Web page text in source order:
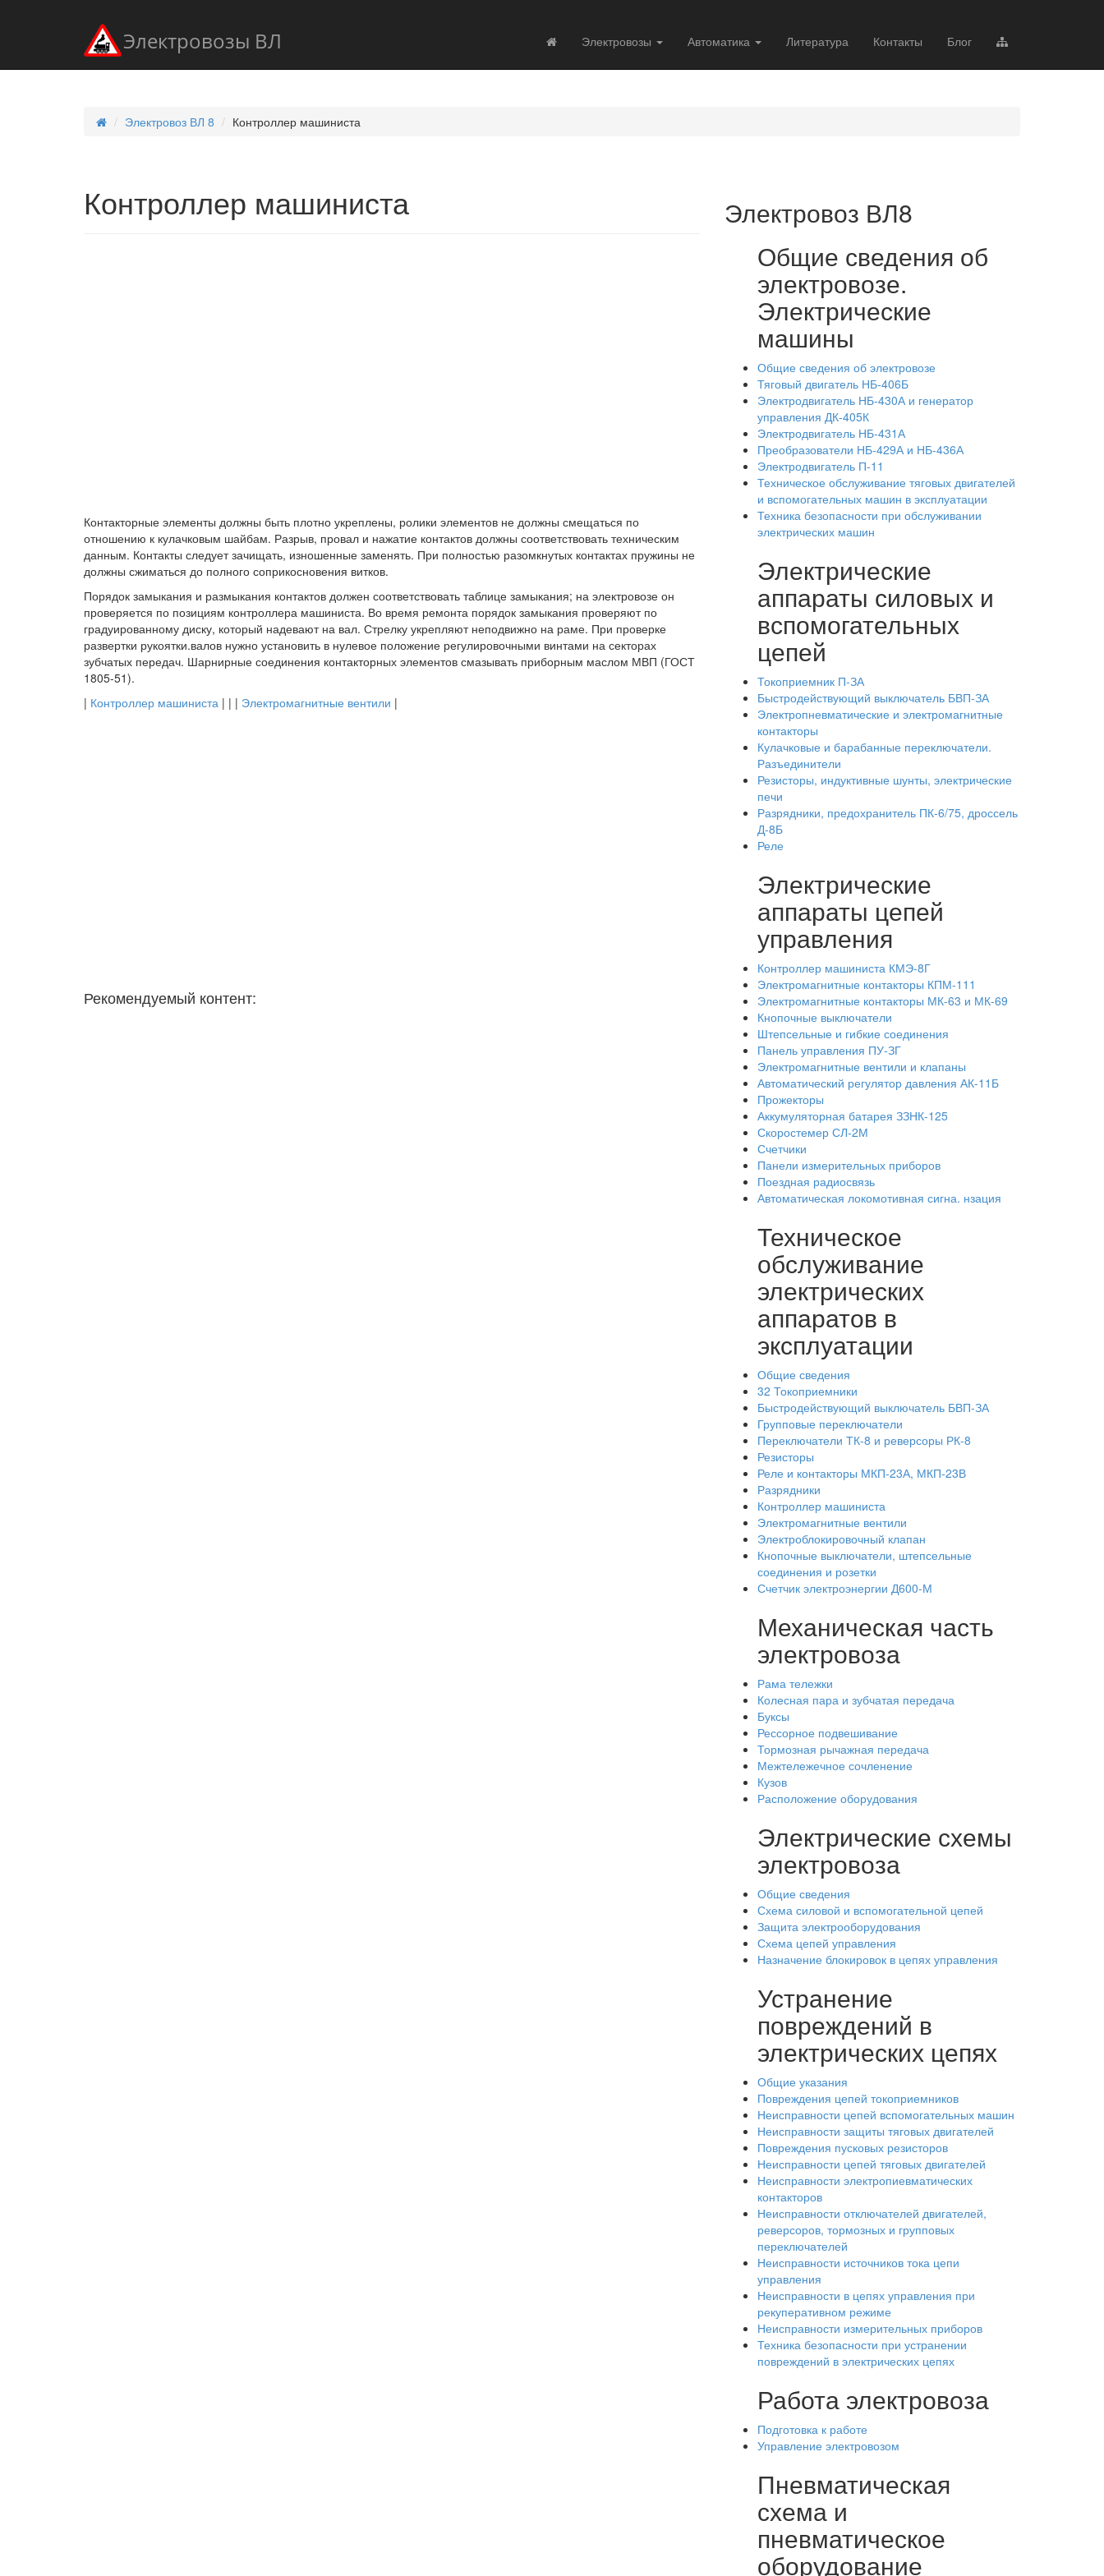
Электровозы ВЛ Электровозы Автоматика Литература Контакты Блог
Электровоз ВЛ 8 Контроллер машиниста
Контроллер машиниста
Контакторные элементы должны быть плотно укреплены, ролики элементов не должны смещаться по
отношению к кулачковым шайбам. Разрыв, провал и нажатие контактов должны соответствовать техническим
данным. Контакты следует зачищать, изношенные заменять. При полностью разомкнутых контактах пружины не
должны сжиматься до полного соприкосновения витков.
Порядок замыкания и размыкания контактов должен соответствовать таблице замыкания; на электровозе он
проверяется по позициям контроллера машиниста. Во время ремонта порядок замыкания проверяют по
градуированному диску, который надевают на вал. Стрелку укрепляют неподвижно на раме. При проверке
развертки рукоятки.валов нужно установить в нулевое положение регулировочными винтами на секторах
зубчатых передач. Шарнирные соединения контакторных элементов смазывать приборным маслом МВП (ГОСТ
1805-51).
| Контроллер машиниста | | | Электромагнитные вентили |
Рекомендуемый контент:
Электровоз ВЛ8
Общие сведения об
электровозе.
Электрические
машины
Общие сведения об электровозе
Тяговый двигатель НБ-406Б
Электродвигатель НБ-430А и генератор
управления ДК-405К
Электродвигатель НБ-431А
Преобразователи НБ-429А и НБ-436А
Электродвигатель П-11
Техническое обслуживание тяговых двигателей
и вспомогательных машин в эксплуатации
Техника безопасности при обслуживании
электрических машин
Электрические
аппараты силовых и
вспомогательных
цепей
Токоприемник П-ЗА
Быстродействующий выключатель БВП-ЗА
Электропневматические и электромагнитные
контакторы
Кулачковые и барабанные переключатели.
Разъединители
Резисторы, индуктивные шунты, электрические
печи
Разрядники, предохранитель ПК-6/75, дроссель
Д-8Б
Реле
Электрические
аппараты цепей
управления
Контроллер машиниста КМЭ-8Г
Электромагнитные контакторы КПМ-111
Электромагнитные контакторы МК-63 и МК-69
Кнопочные выключатели
Штепсельные и гибкие соединения
Панель управления ПУ-ЗГ
Электромагнитные вентили и клапаны
Автоматический регулятор давления АК-11Б
Прожекторы
Аккумуляторная батарея ЗЗНК-125
Скоростемер СЛ-2М
Счетчики
Панели измерительных приборов
Поездная радиосвязь
Автоматическая локомотивная сигна. нзация
Техническое
обслуживание
электрических
аппаратов в
эксплуатации
Общие сведения
32 Токоприемники
Быстродействующий выключатель БВП-ЗА
Групповые переключатели
Переключатели ТК-8 и реверсоры РК-8
Резисторы
Реле и контакторы МКП-23А, МКП-23В
Разрядники
Контроллер машиниста
Электромагнитные вентили
Электроблокировочный клапан
Кнопочные выключатели, штепсельные
соединения и розетки
Счетчик электроэнергии Д600-М
Механическая часть
электровоза
Рама тележки
Колесная пара и зубчатая передача
Буксы
Рессорное подвешивание
Тормозная рычажная передача
Межтележечное сочленение
Кузов
Расположение оборудования
Электрические схемы
электровоза
Общие сведения
Схема силовой и вспомогательной цепей
Защита электрооборудования
Схема цепей управления
Назначение блокировок в цепях управления
Устранение
повреждений в
электрических цепях
Общие указания
Повреждения цепей токоприемников
Неисправности цепей вспомогательных машин
Неисправности защиты тяговых двигателей
Повреждения пусковых резисторов
Неисправности цепей тяговых двигателей
Неисправности электропиевматических
контакторов
Неисправности отключателей двигателей,
реверсоров, тормозных и групповых
переключателей
Неисправности источников тока цепи
управления
Неисправности в цепях управления при
рекуперативном режиме
Неисправности измерительных приборов
Техника безопасности при устранении
повреждений в электрических цепях
Работа электровоза
Подготовка к работе
Управление электровозом
Пневматическая
схема и
пневматическое
оборудование